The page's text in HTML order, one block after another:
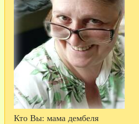
Кто Вы: мама дембеля